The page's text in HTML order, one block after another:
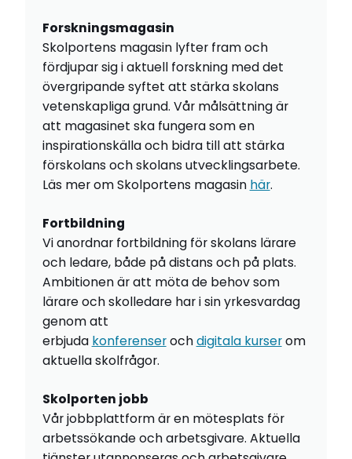
Forskningsmagasin
Skolportens magasin lyfter fram och
fördjupar sig i aktuell forskning med det
övergripande syftet att stärka skolans
vetenskapliga grund. Vår målsättning är
att magasinet ska fungera som en
inspirationskälla och bidra till att stärka
förskolans och skolans utvecklingsarbete.
Läs mer om Skolportens magasin här.
Fortbildning
Vi anordnar fortbildning för skolans lärare
och ledare, både på distans och på plats.
Ambitionen är att möta de behov som
lärare och skolledare har i sin yrkesvardag
genom att
erbjuda konferenserochdigitala kurserom
aktuella skolfrågor.
Skolporten jobb
Vår jobbplattform är en mötesplats för
arbetssökande och arbetsgivare. Aktuella